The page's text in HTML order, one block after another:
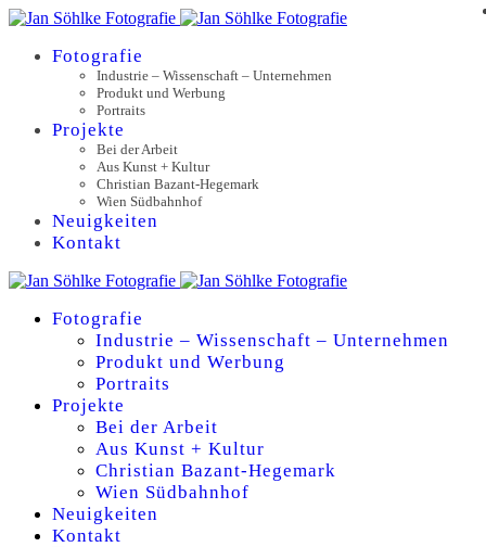
Fotografie
Industrie – Wissenschaft – Unternehmen
Produkt und Werbung
Portraits
Projekte
Bei der Arbeit
Aus Kunst + Kultur
Christian Bazant-Hegemark
Wien Südbahnhof
Neuigkeiten
Kontakt
Fotografie
Industrie – Wissenschaft – Unternehmen
Produkt und Werbung
Portraits
Projekte
Bei der Arbeit
Aus Kunst + Kultur
Christian Bazant-Hegemark
Wien Südbahnhof
Neuigkeiten
Kontakt